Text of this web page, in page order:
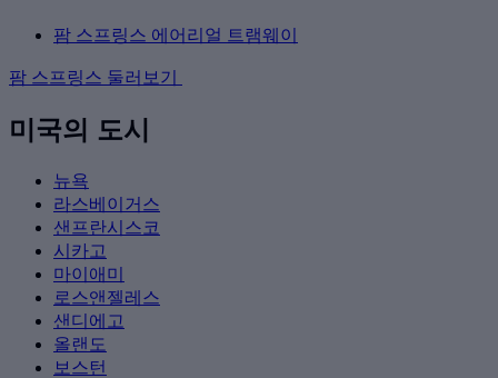
팜 스프링스 에어리얼 트램웨이
팜 스프링스 둘러보기
미국의 도시
뉴욕
라스베이거스
샌프란시스코
시카고
마이애미
로스앤젤레스
샌디에고
올랜도
보스턴